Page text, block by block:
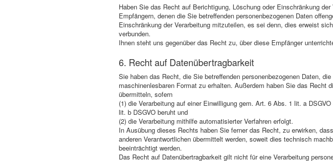
Haben Sie das Recht auf Berichtigung, Löschung oder Einschränkung
Empfängern, denen die Sie betreffenden personenbezogenen Daten
Einschränkung der Verarbeitung mitzuteilen, es sei denn, dies erweist
verbunden.
Ihnen steht uns gegenüber das Recht zu, über diese Empfänger
6. Recht auf Datenübertragbarkeit
Sie haben das Recht, die Sie betreffenden personenbezogenen Daten,
maschinenlesbaren Format zu erhalten. Außerdem haben Sie das Recht
übermitteln, sofern
(1) die Verarbeitung auf einer Einwilligung gem. Art. 6 Abs. 1 lit. a
lit. b DSGVO beruht und
(2) die Verarbeitung mithilfe automatisierter Verfahren erfolgt.
In Ausübung dieses Rechts haben Sie ferner das Recht, zu erwirken,
anderen Verantwortlichen übermittelt werden, soweit dies technisch
beeinträchtigt werden.
Das Recht auf Datenübertragbarkeit gilt nicht für eine Verarbeitung